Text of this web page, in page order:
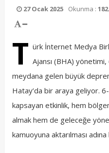
27 Ocak 2025 Okunma :
T ürk İnternet Medya
Ajansı (BHA)
meydana gelen büyük
Hatay’da bir araya geliyor.
kapsayan etkinlik, hem
almak hem de geleceğe
kamuoyuna aktarılması